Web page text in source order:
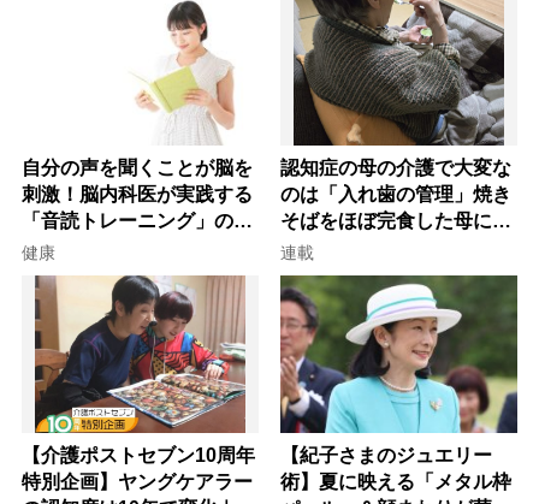
自分の声を聞くことが脳を
刺激！脳内科医が実践する
「音読トレーニング」の極
意
健康
認知症の母の介護で大変な
のは「入れ歯の管理」焼き
そばをほぼ完食した母に息
子が血の気が引いた理由
連載
【介護ポストセブン10周年
特別企画】ヤングケアラー
【紀子さまのジュエリー
術】夏に映える「メタル枠